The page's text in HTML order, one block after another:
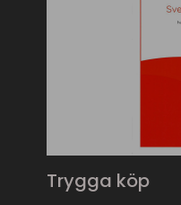
Trygga köp